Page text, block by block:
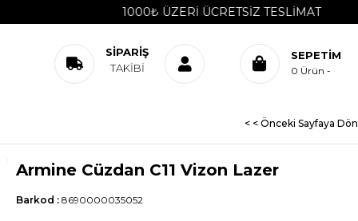
1000₺ ÜZERI ÜCRETSIZ TESLIMAT
SEPETIM
0 Ürün
SIPARIŞ
TAKIBI
< < Önceki Sayfaya Dön
Armine Cüzdan C11 Vizon Lazer
Barkod : 8690000035052